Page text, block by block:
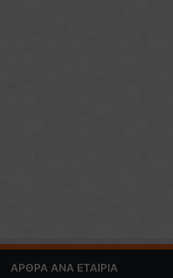
ΑΡΘΡΑ ΑΝΑ ΕΤΑΙΡΙΑ